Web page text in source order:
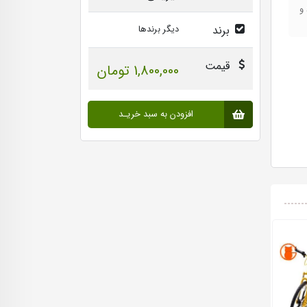
و
برند دیگر برندها
قیمت 1,800,000 تومان
افزودن به سبد خریـد